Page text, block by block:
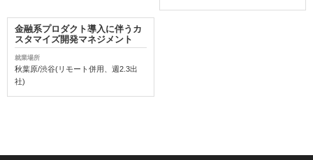
金融系プロダクト導入に伴うカ
スタマイズ開発マネジメント
就業場所
秋葉原/渋谷(リモート併用、週2.3出
社)